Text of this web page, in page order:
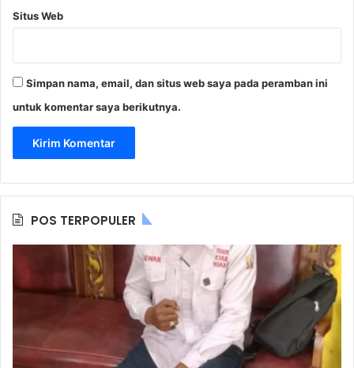
Situs Web
Simpan nama, email, dan situs web saya pada peramban ini
untuk komentar saya berikutnya.
POS TERPOPULER